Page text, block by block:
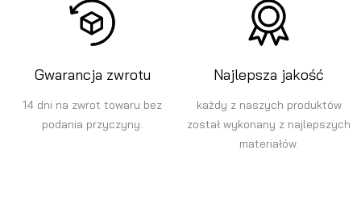
Gwarancja zwrotu
14 dni na zwrot towaru bez
podania przyczyny.
Najlepsza jakość
każdy z naszych produktów
został wykonany z najlepszych
materiałów.